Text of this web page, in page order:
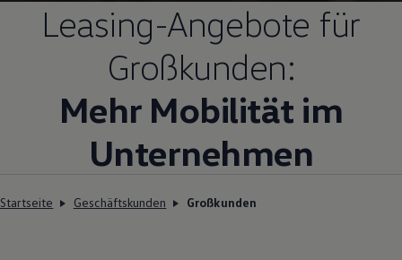
Leasing-Angebote für
Großkunden:
Mehr Mobilität im
Unternehmen
Startseite Geschäftskunden Großkunden